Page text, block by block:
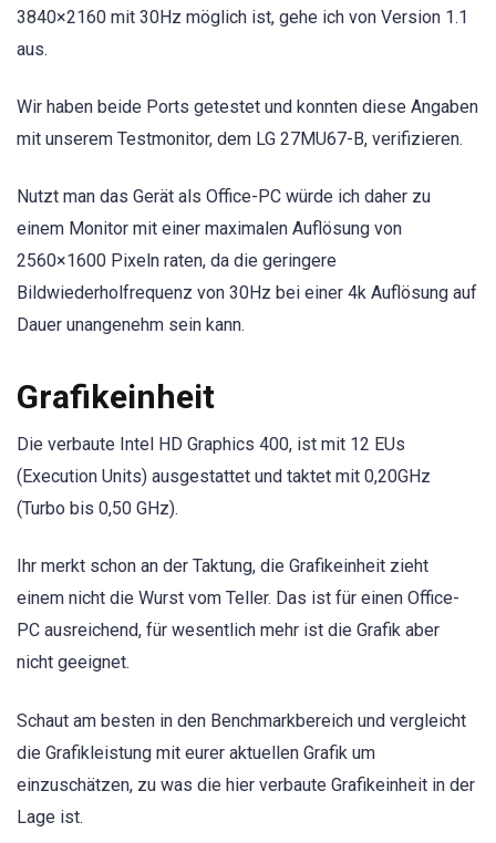
3840×2160 mit 30Hz möglich ist, gehe ich von Version 1.1
aus.
Wir haben beide Ports getestet und konnten diese Angaben
mit unserem Testmonitor, dem LG 27MU67-B, verifizieren.
Nutzt man das Gerät als Office-PC würde ich daher zu
einem Monitor mit einer maximalen Auflösung von
2560×1600 Pixeln raten, da die geringere
Bildwiederholfrequenz von 30Hz bei einer 4k Auflösung auf
Dauer unangenehm sein kann.
Grafikeinheit
Die verbaute Intel HD Graphics 400, ist mit 12 EUs
(Execution Units) ausgestattet und taktet mit 0,20GHz
(Turbo bis 0,50 GHz).
Ihr merkt schon an der Taktung, die Grafikeinheit zieht
einem nicht die Wurst vom Teller. Das ist für einen Office-
PC ausreichend, für wesentlich mehr ist die Grafik aber
nicht geeignet.
Schaut am besten in den Benchmarkbereich und vergleicht
die Grafikleistung mit eurer aktuellen Grafik um
einzuschätzen, zu was die hier verbaute Grafikeinheit in der
Lage ist.